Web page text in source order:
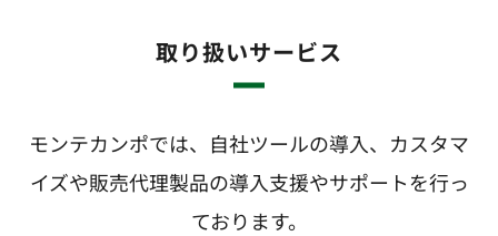
取り扱いサービス
モンテカンポでは、自社ツールの導入、カスタマ
イズや販売代理製品の導入支援やサポートを行っ
ております。